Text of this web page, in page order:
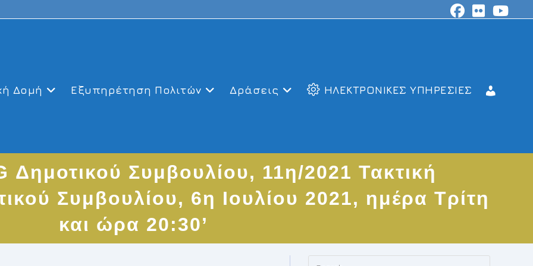
Δομή Εξυπηρέτηση Πολιτών Δράσεις ΗΛΕΚΤΡΟΝΙΚΕΣ ΥΠΗΡΕΣΙΕΣ
Δημοτικού Συμβουλίου, 11η/2021 Τακτική
Συμβουλίου, 6η Ιουλίου 2021, ημέρα Τρίτη
και ώρα 20:30’